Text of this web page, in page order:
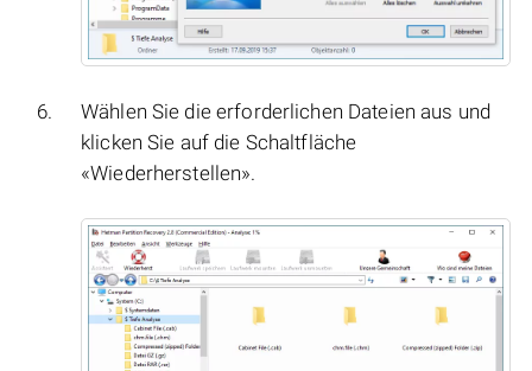
Wählen Sie die erforderlichen Dateien aus und
klicken Sie auf die Schaltfläche
«Wiederherstellen».